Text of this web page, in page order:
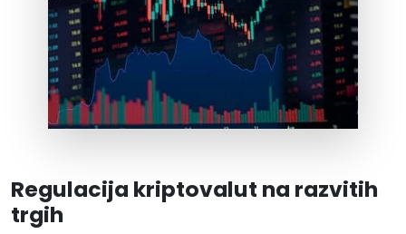
Regulacija kriptovalut na razvitih
trgih